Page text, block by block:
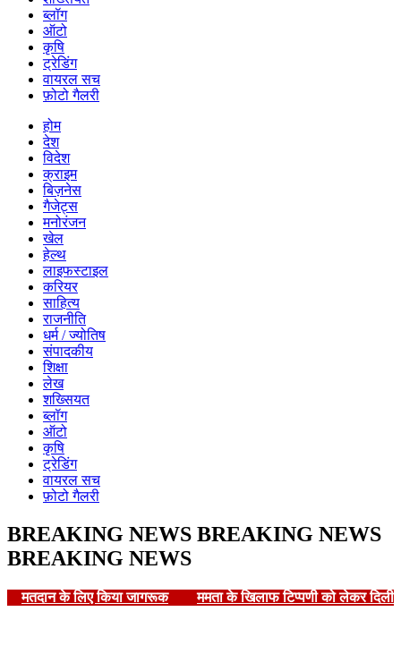
ब्लॉग
ऑटो
कृषि
ट्रेडिंग
वायरल सच
फ़ोटो गैलरी
होम
देश
विदेश
क्राइम
बिज़नेस
गैजेट्स
मनोरंजन
खेल
हेल्थ
लाइफस्टाइल
करियर
साहित्य
राजनीति
धर्म / ज्योतिष
संपादकीय
शिक्षा
लेख
शख्सियत
ब्लॉग
ऑटो
कृषि
ट्रेडिंग
वायरल सच
फ़ोटो गैलरी
BREAKING NEWS BREAKING NEWS
BREAKING NEWS
मतदान के लिए किया जागरूक ममता के खिलाफ टिप्पणी को लेकर